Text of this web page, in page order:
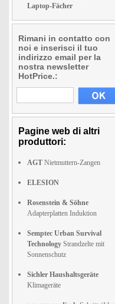
Laptop-Fächer
Rimani in contatto con
noi e inserisci il tuo
indirizzo email per la
nostra newsletter
HotPrice.:
Pagine web di altri
produttori:
AGT Nietmuttern-Zangen
ELESION
Rosenstein & Söhne
Adapterplatten Induktion
Semptec Urban Survival
Technology Strandzelte mit
Sonnenschutz
Sichler Haushaltsgeräte
Klimageräte